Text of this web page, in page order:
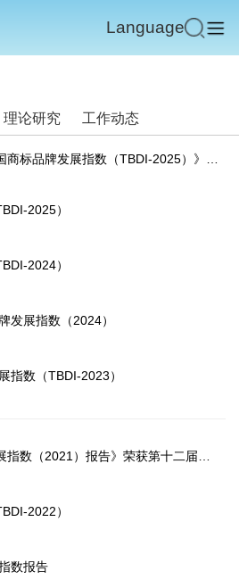
Language
理论研究 工作动态
2025）
2024）
发展指数（2024）
指数（TBDI-2023）
2022）
数报告